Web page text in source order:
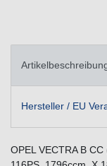
Hersteller / EU
OPEL VECTRA B